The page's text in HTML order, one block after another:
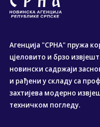
Агенција "СРНА" пружа
цјеловито и брзо
новински садржаји
и рађени у складу са
захтијева модерно
техничком погледу.